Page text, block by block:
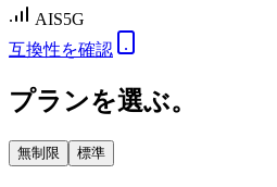
AIS5G
互換性を確認
プランを選ぶ。
無制限 標準